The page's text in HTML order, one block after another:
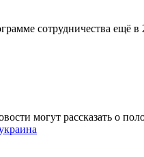
сотрудничества ещё
могут рассказать о